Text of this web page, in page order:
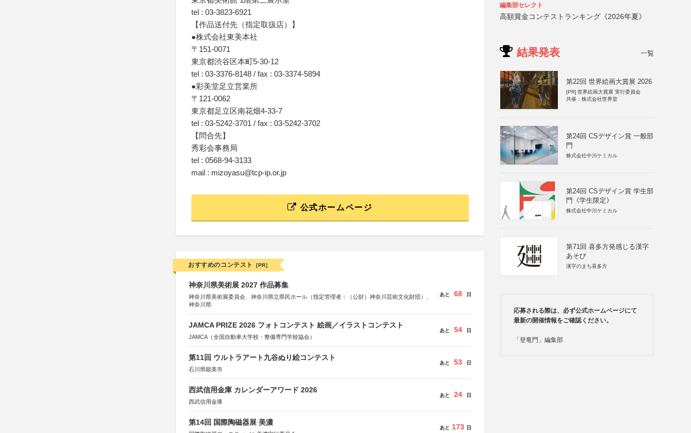
tel : 03-3823-6921
【作品送付先（指定取扱店）】
●株式会社東美本社
〒151-0071
東京都渋谷区本町5-30-12
tel : 03-3376-8148 / fax : 03-3374-5894
●彩美堂足立営業所
〒121-0062
東京都足立区南花畑4-33-7
tel : 03-5242-3701 / fax : 03-5242-3702
【問合先】
秀彩会事務局
tel : 0568-94-3133
mail : mizoyasu@tcp-ip.or.jp
公式ホームページ
おすすめのコンテスト [PR]
神奈川県美術展 2027 作品募集
神奈川県美術展委員会、神奈川県立県民ホール（指定管理者：（公財）神奈川芸術文化財団）、
神奈川県
あと 68 日
JAMCA PRIZE 2026 フォトコンテスト 絵画／イラストコンテスト
JAMCA（全国自動車大学校・整備専門学校協会）
あと 54 日
第11回 ウルトラアート九谷ぬり絵コンテスト
石川県能美市
あと 53 日
西武信用金庫 カレンダーアワード 2026
西武信用金庫
あと 24 日
第14回 国際陶磁器展 美濃
あと 173 日
編集部セレクト
高額賞金コンテストランキング《2026年夏》
結果発表 一覧
第22回 世界絵画大賞展 2026
[PR] 世界絵画大賞展 実行委員会
共催：株式会社世界堂
第24回 CSデザイン賞 一般部
門
株式会社中川ケミカル
第24回 CSデザイン賞 学生部
門《学生限定》
株式会社中川ケミカル
第71回 喜多方発感じる漢字
あそび
漢字のまち喜多方
応募される際は、必ず公式ホームページにて
最新の開催情報をご確認ください。
「登竜門」編集部